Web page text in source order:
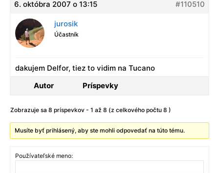
6. októbra 2007 o 13:15 #110510
jurosik
Účastník
dakujem Delfor, tiez to vidim na Tucano
Autor
Príspevky
Zobrazuje sa 8 príspevkov - 1 až 8 (z celkového počtu 8 )
Musíte byť prihlásený, aby ste mohli odpovedať na túto tému.
Používateľské meno: